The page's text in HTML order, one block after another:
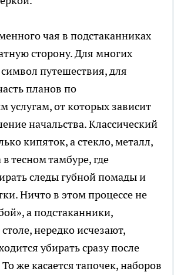
чая в подстаканниках
сторону. Для многих
путешествия, для
планов по
услугам, от которых зависит
начальства. Классический
кипяток, а стекло, металл,
тесном тамбуре, где
следы губной помады и
Ничто в этом процессе не
а подстаканники,
нередко исчезают,
убирать сразу после
же касается тапочек, наборов